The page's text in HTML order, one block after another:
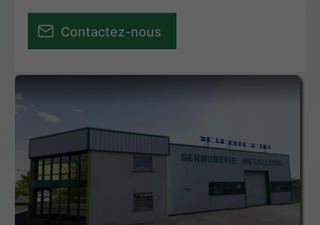
Contactez-nous